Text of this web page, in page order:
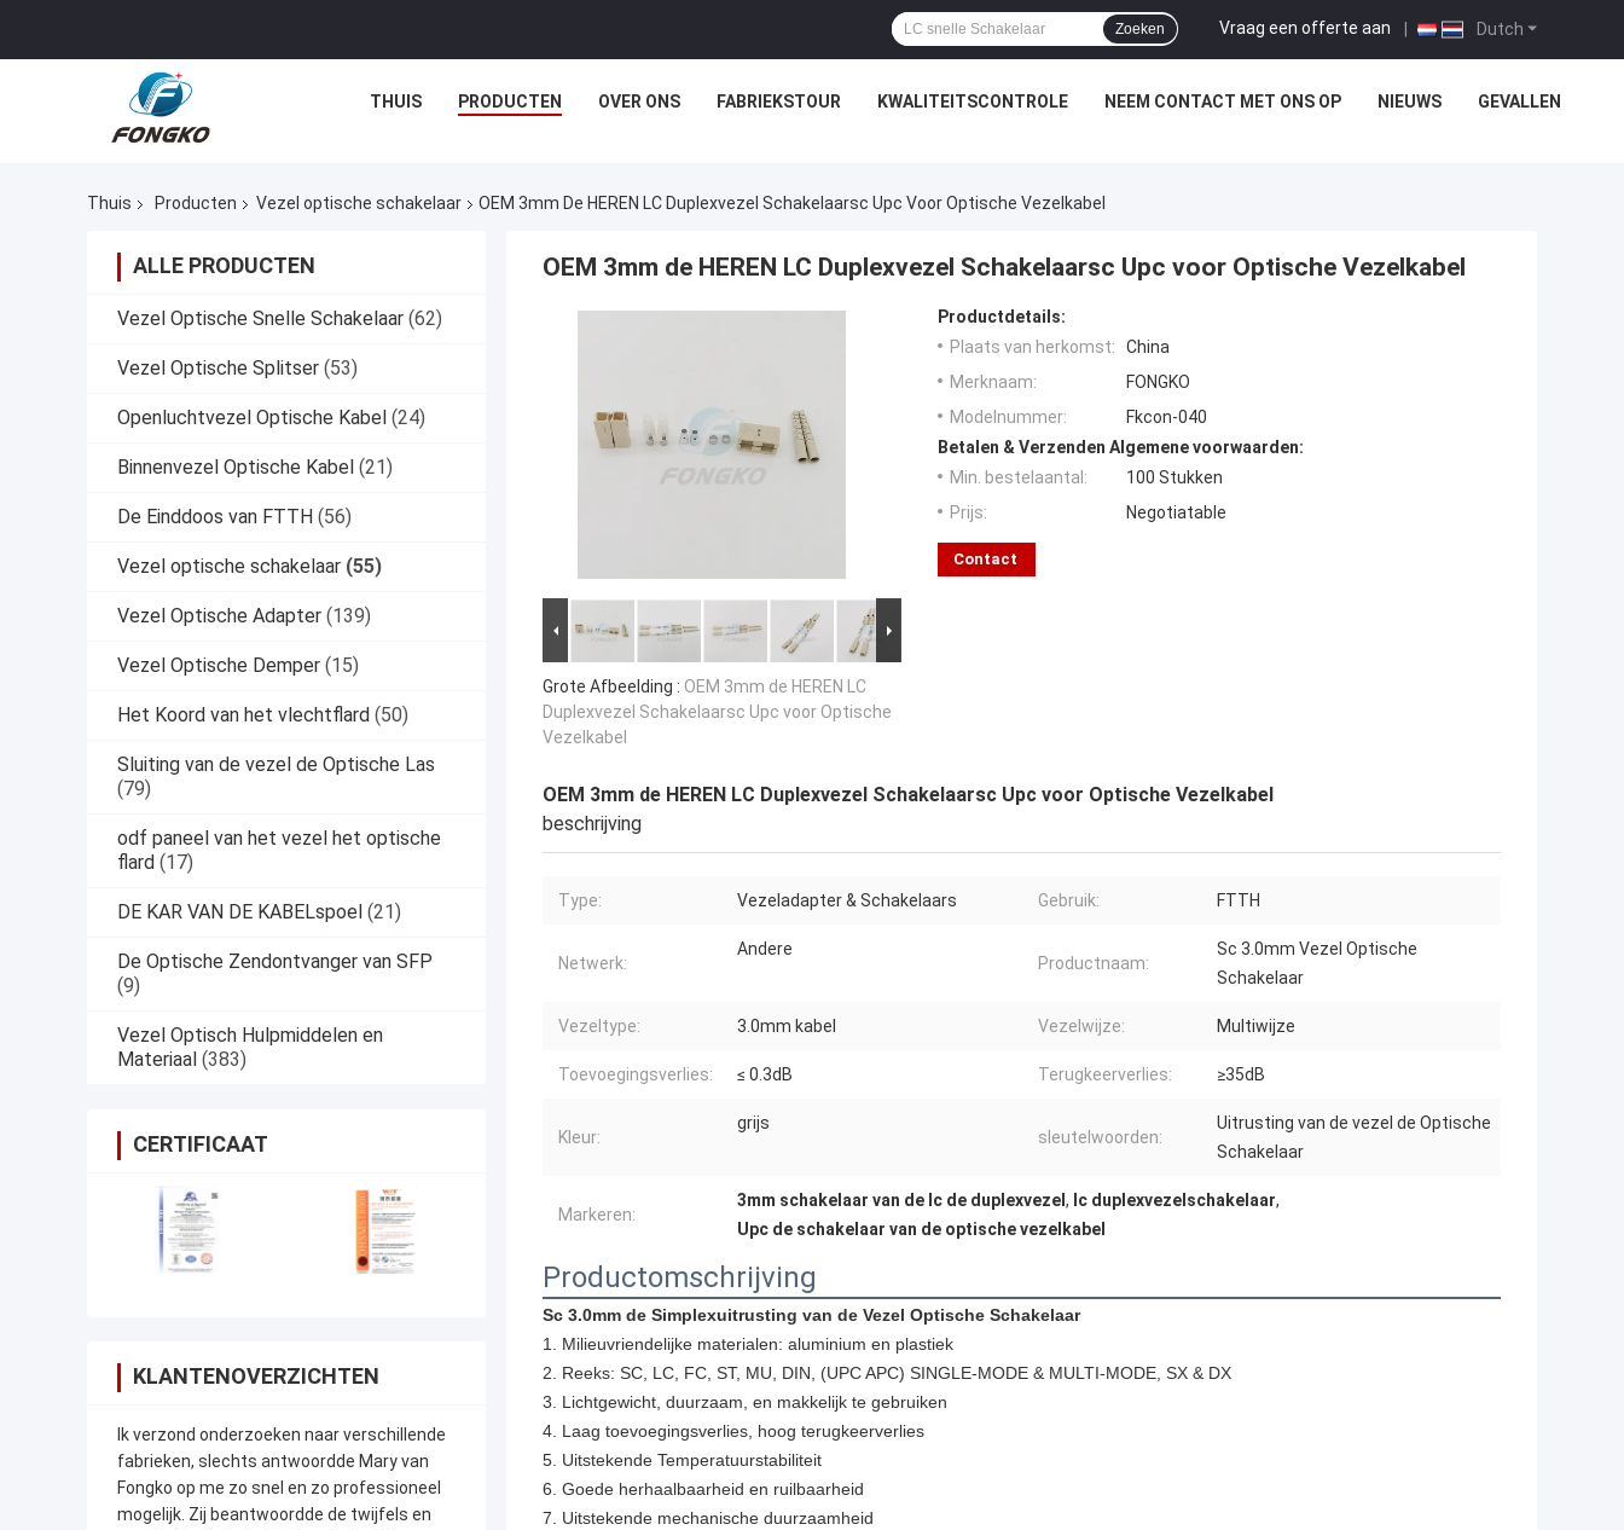
Dutch
Vraag een offerte aan |
Zoeken
THUIS PRODUCTEN OVER ONS FABRIEKSTOUR KWALITEITSCONTROLE NEEM CONTACT MET ONS OP NIEUWS GEVALLEN
Thuis Producten Vezel optische schakelaar OEM 3mm De HEREN LC Duplexvezel Schakelaarsc Upc Voor Optische Vezelkabel
ALLE PRODUCTEN
Vezel Optische Snelle Schakelaar (62)
Vezel Optische Splitser (53)
Openluchtvezel Optische Kabel (24)
Binnenvezel Optische Kabel (21)
De Einddoos van FTTH (56)
Vezel optische schakelaar (55)
Vezel Optische Adapter (139)
Vezel Optische Demper (15)
Het Koord van het vlechtflard (50)
Sluiting van de vezel de Optische Las
(79)
odf paneel van het vezel het optische
flard (17)
DE KAR VAN DE KABELspoel (21)
De Optische Zendontvanger van SFP
(9)
Vezel Optisch Hulpmiddelen en
Materiaal (383)
CERTIFICAAT
KLANTENOVERZICHTEN
Ik verzond onderzoeken naar verschillende
fabrieken, slechts antwoordde Mary van
Fongko op me zo snel en zo professioneel
mogelijk. Zij beantwoordde de twijfels en
OEM 3mm de HEREN LC Duplexvezel Schakelaarsc Upc voor Optische Vezelkabel
Grote Afbeelding : OEM 3mm de HEREN LC
Duplexvezel Schakelaarsc Upc voor Optische
Vezelkabel
Productdetails:
Plaats van herkomst:
China
Merknaam:
FONGKO
Modelnummer:
Fkcon-040
Betalen & Verzenden Algemene voorwaarden:
Min. bestelaantal:
100 Stukken
Prijs:
Negotiatable
Contact
OEM 3mm de HEREN LC Duplexvezel Schakelaarsc Upc voor Optische Vezelkabel
beschrijving
Type: Vezeladapter & Schakelaars Gebruik: FTTH
Netwerk:
Andere
Productnaam:
Sc 3.0mm Vezel Optische
Schakelaar
Vezeltype: 3.0mm kabel Vezelwijze: Multiwijze
Toevoegingsverlies: ≤ 0.3dB Terugkeerverlies: ≥35dB
Kleur:
grijs
sleutelwoorden:
Uitrusting van de vezel de Optische
Schakelaar
Markeren:
3mm schakelaar van de lc de duplexvezel , lc duplexvezelschakelaar,
Upc de schakelaar van de optische vezelkabel
Productomschrijving
Sc 3.0mm de Simplexuitrusting van de Vezel Optische Schakelaar
1. Milieuvriendelijke materialen: aluminium en plastiek
2. Reeks: SC, LC, FC, ST, MU, DIN, (UPC APC) SINGLE-MODE & MULTI-MODE, SX & DX
3. Lichtgewicht, duurzaam, en makkelijk te gebruiken
4. Laag toevoegingsverlies, hoog terugkeerverlies
5. Uitstekende Temperatuurstabiliteit
6. Goede herhaalbaarheid en ruilbaarheid
7. Uitstekende mechanische duurzaamheid